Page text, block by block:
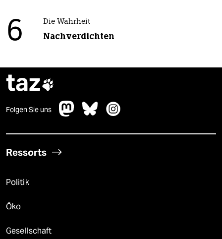
6 Die Wahrheit
Nachverdichten
taz
Folgen Sie uns
Ressorts
Politik
Öko
Gesellschaft